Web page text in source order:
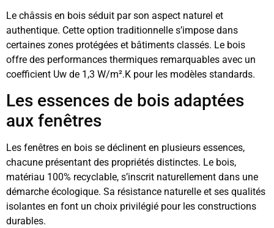
Le châssis en bois séduit par son aspect naturel et
authentique. Cette option traditionnelle s’impose dans
certaines zones protégées et bâtiments classés. Le bois
offre des performances thermiques remarquables avec un
coefficient Uw de 1,3 W/m².K pour les modèles standards.
Les essences de bois adaptées
aux fenêtres
Les fenêtres en bois se déclinent en plusieurs essences,
chacune présentant des propriétés distinctes. Le bois,
matériau 100% recyclable, s’inscrit naturellement dans une
démarche écologique. Sa résistance naturelle et ses qualités
isolantes en font un choix privilégié pour les constructions
durables.